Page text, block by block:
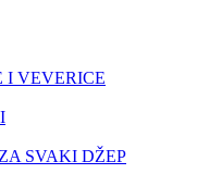
I VEVERICE
SVAKI DŽEP